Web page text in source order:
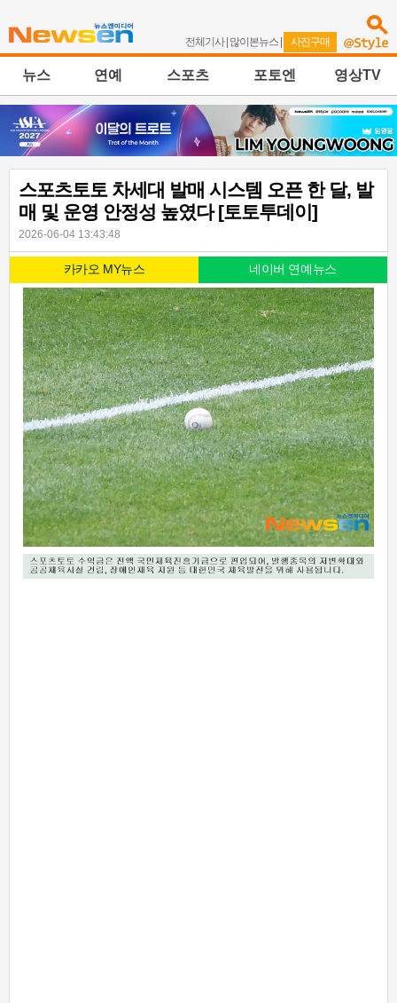
전체기사| 많이본뉴스 | 사진구매
뉴스 연예 스포츠 포토엔 영상TV
스포츠토토 차세대 발매 시스템 오픈 한 달, 발
매 및 운영 안정성 높였다 [토토투데이]
2026-06-04 13:43:48
카카오 MY뉴스 네이버 연예뉴스